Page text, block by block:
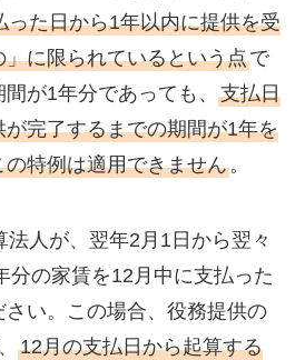
った日から1年以内に提供を受
に限られているという点で
が1年分であっても、 支払日
完了するまでの期間が1年を
特例は適用できません。
人が、翌年2月1日から翌々
分の家賃を12月中に支払った
い。この場合、役務提供の
12月の支払日から起算する